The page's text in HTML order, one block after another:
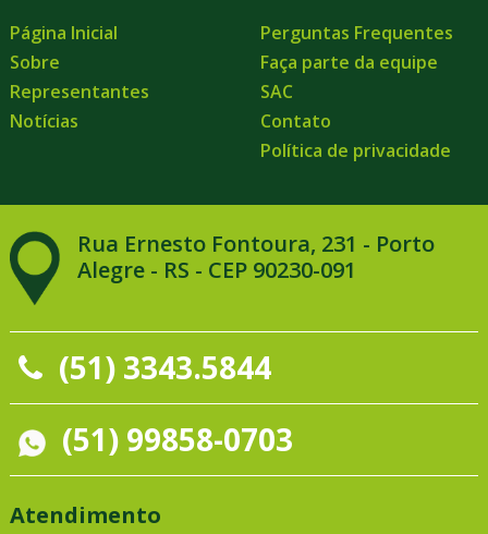
Página Inicial
Sobre
Representantes
Notícias
Perguntas Frequentes
Faça parte da equipe
SAC
Contato
Política de privacidade
Rua Ernesto Fontoura, 231 - Porto
Alegre - RS - CEP 90230-091
(51) 3343.5844
(51) 99858-0703
Atendimento